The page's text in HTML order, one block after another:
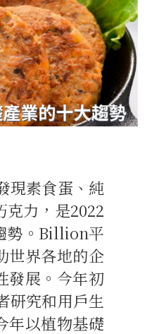
現素食蛋、純
克力，是2022
勢。Billion平
世界各地的企
發展。今年初
研究和用戶生
年以植物基礎